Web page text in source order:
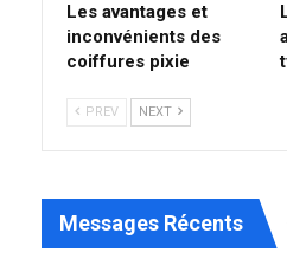
Les avantages et
inconvénients des
coiffures pixie
PREV NEXT
Messages Récents